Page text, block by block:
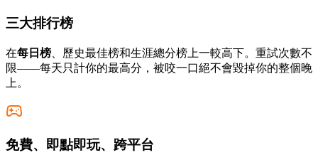
三大排行榜
在每日榜 、歷史最佳榜和生涯總分榜上一較高下。重試次數不
限——每天只計你的最高分，被咬一口絕不會毀掉你的整個晚
上。
免費、即點即玩、跨平台